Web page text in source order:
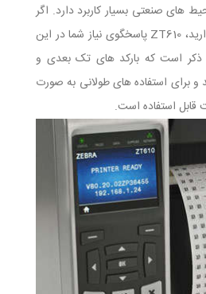
های صنعتی بسیار کاربرد دارد. اگر
حجم کاری زیادی در روز دارید، ZT610 پاسخگوی نیاز شما در این
ذکر است که بارکد های تک ‌بعدی و
برای استفاده های طولانی به صورت